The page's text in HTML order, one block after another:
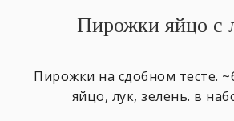
Пирожки яйцо с
Пирожки на сдобном тесте.
яйцо, лук, зелень. в